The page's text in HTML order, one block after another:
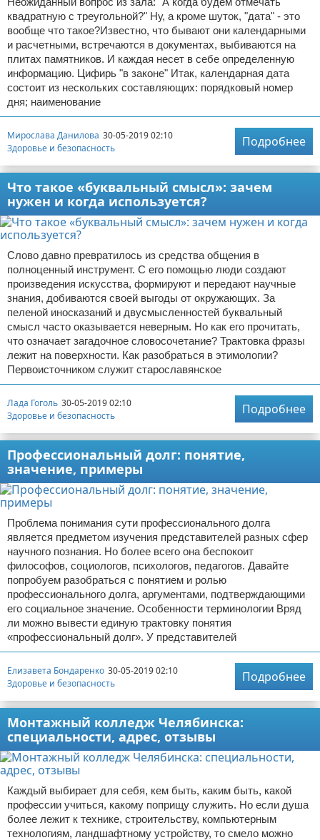
квадратную с треугольной?" Ну, а кроме шуток, "дата" - это
вообще что такое?Известно, что бывают они календарными
и расчетными, встречаются в документах, выбиваются на
плитах памятников. И каждая несет в себе определенную
информацию. Цифирь "в законе" Итак, календарная дата
состоит из нескольких составляющих: порядковый номер
дня; наименование
Мирослава Данилова 30-05-2019 02:10
Здоровье и безопасность
Подробнее
Что такое «буквальный смысл»: зачем
нужен и когда используется?
Слово давно превратилось из средства общения в
полноценный инструмент. С его помощью люди создают
произведения искусства, формируют и передают научные
знания, добиваются своей выгоды от окружающих. За
пеленой иносказаний и двусмысленностей буквальный
смысл часто оказывается неверным. Но как его прочитать,
что означает загадочное словосочетание? Трактовка фразы
лежит на поверхности. Как разобраться в этимологии?
Первоисточником служит старославянское
Лада Гоголь 30-05-2019 02:10
Здоровье и безопасность
Подробнее
Профессиональный долг: понятие,
значение, примеры
Проблема понимания сути профессионального долга
является предметом изучения представителей разных сфер
научного познания. Но более всего она беспокоит
философов, социологов, психологов, педагогов. Давайте
попробуем разобраться с понятием и ролью
профессионального долга, аргументами, подтверждающими
его социальное значение. Особенности терминологии Вряд
ли можно вывести единую трактовку понятия
«профессиональный долг». У представителей
Елизавета Бондаренко 30-05-2019 02:10
Здоровье и безопасность
Подробнее
Монтажный колледж Челябинска:
специальности, адрес, отзывы
Каждый выбирает для себя, кем быть, каким быть, какой
профессии учиться, какому поприщу служить. Но если душа
более лежит к технике, строительству, компьютерным
технологиям, ландшафтному устройству, то смело можно